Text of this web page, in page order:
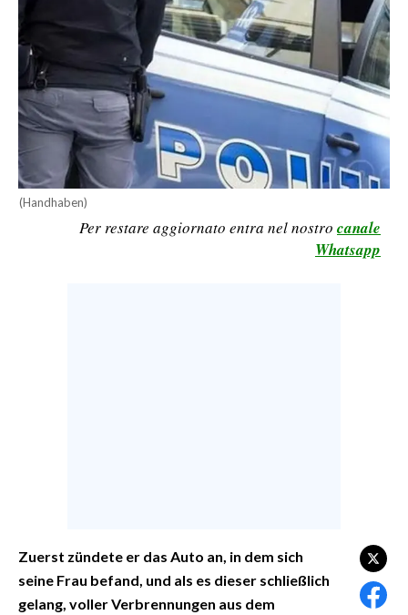
SPORT
RISULTATI E CLASSIFICHE
CALCIO
CALCIO REGIONALE
BASKET
VOLLEY
MOTORI
INSULARITÀ
(Handhaben)
Per restare aggiornato entra nel nostro canale
Whatsapp
Zuerst zündete er das Auto an, in dem sich
seine Frau befand, und als es dieser schließlich
gelang, voller Verbrennungen aus dem